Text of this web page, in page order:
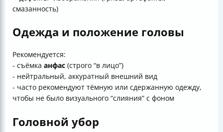
смазанность)
Одежда и положение головы
Рекомендуется:
- съёмка анфас (строго “в лицо”)
- нейтральный, аккуратный внешний вид
- часто рекомендуют тёмную или сдержанную одежду,
чтобы не было визуального “слияния” с фоном
Головной убор